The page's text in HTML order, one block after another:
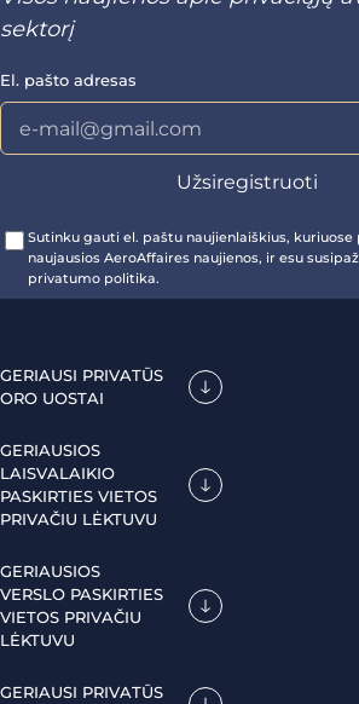
sektorį
El. pašto adresas
Sutinku gauti el. paštu naujienlaiškius,
naujausios AeroAffaires naujienos, ir esu
privatumo politika.
GERIAUSI PRIVATŪS
ORO UOSTAI
GERIAUSIOS
LAISVALAIKIO
PASKIRTIES VIETOS
PRIVAČIU LĖKTUVU
GERIAUSIOS
VERSLO PASKIRTIES
VIETOS PRIVAČIU
LĖKTUVU
GERIAUSI PRIVATŪS